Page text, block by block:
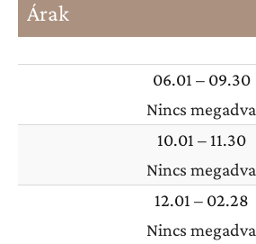
Árak
06.01 – 09.30
Nincs megadva
10.01 – 11.30
Nincs megadva
12.01 – 02.28
Nincs megadva